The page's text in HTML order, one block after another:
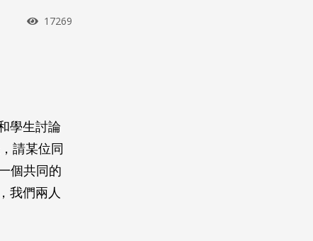
瀏覽次數
17269
學生討論
請某位同
個共同的
我們兩人